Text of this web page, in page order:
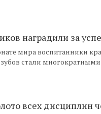
наградили за
мира воспитанники
стали
всех дисциплин